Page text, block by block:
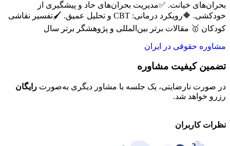
بحران‌های خیانت. ✅مدیریت بحران‌های حاد و پیشگیری از
خودکشی. 🔶رویکرد درمانی: CBT و تحلیل عمیق. 🖌️تفسیر نقاشی
کودکان 🥇 مقالات برتر بین‌المللی و پژوهشگر برتر سال
مشاوره حقوقی در ایران
تضمین کیفیت مشاوره
در صورت نارضایتی، یک جلسه با مشاور دیگری به‌صورت رایگان
رزرو خواهد شد.
نظرات کاربران